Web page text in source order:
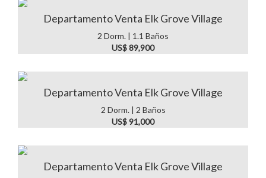
Departamento Venta Elk Grove Village
2 Dorm. | 1.1 Baños
US$ 89,900
Departamento Venta Elk Grove Village
2 Dorm. | 2 Baños
US$ 91,000
Departamento Venta Elk Grove Village